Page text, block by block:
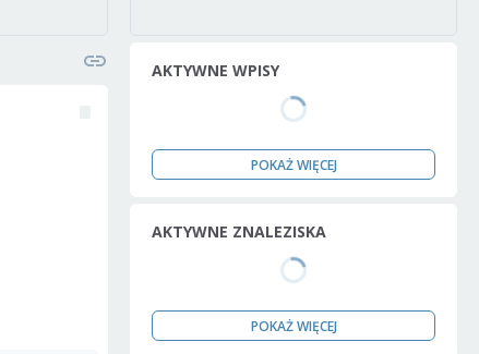
AKTYWNE WPISY
POKAŻ WIĘCEJ
AKTYWNE ZNALEZISKA
POKAŻ WIĘCEJ